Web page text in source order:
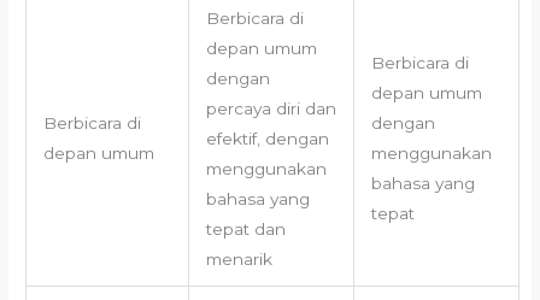
Berbicara di
depan umum
Berbicara di
depan umum
dengan
percaya diri dan
efektif, dengan
menggunakan
bahasa yang
tepat dan
menarik
Berbicara di
depan umum
dengan
menggunakan
bahasa yang
tepat